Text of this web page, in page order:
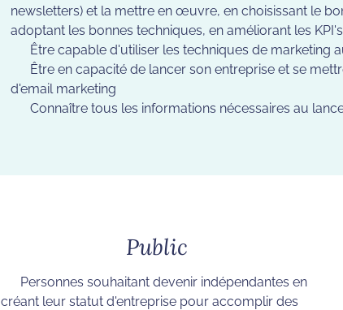
newsletters) et la mettre en œuvre, en choisissant le
adoptant les bonnes techniques, en améliorant les
Être capable d'utiliser les techniques de marketing
Être en capacité de lancer son entreprise et se
d'email marketing
Connaître tous les informations nécessaires au
Public
Personnes souhaitant devenir indépendantes en
créant leur statut d'entreprise pour accomplir des